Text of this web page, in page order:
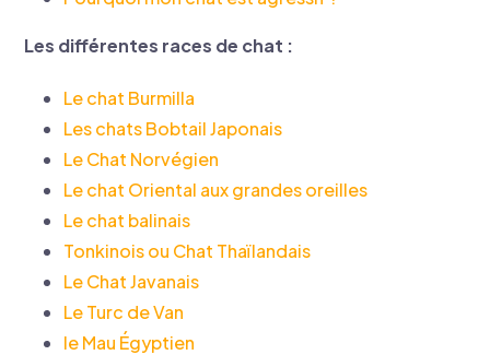
Les différentes races de chat :
Le chat Burmilla
Les chats Bobtail Japonais
Le Chat Norvégien
Le chat Oriental aux grandes oreilles
Le chat balinais
Tonkinois ou Chat Thaïlandais
Le Chat Javanais
Le Turc de Van
le Mau Égyptien